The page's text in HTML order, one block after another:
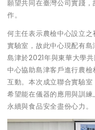
願望共同在臺灣公司實踐
作。
何主任表示農檢中心設立
實驗室，故此中心現配有
島津於2021年與東華大學
中心協助島津客戶進行農
互動。本次成立聯合實驗
希望能在儀器的應用與訓
永續與食品安全盡份心力。